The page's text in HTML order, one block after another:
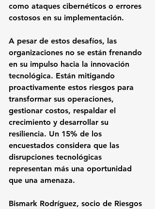
como ataques cibernéticos o errores
costosos en su implementación.
A pesar de estos desafíos, las
organizaciones no se están frenando
en su impulso hacia la innovación
tecnológica. Están mitigando
proactivamente estos riesgos para
transformar sus operaciones,
gestionar costos, respaldar el
crecimiento y desarrollar su
resiliencia. Un 15% de los
encuestados considera que las
disrupciones tecnológicas
representan más una oportunidad
que una amenaza.
Bismark Rodríguez, socio de Riesgos